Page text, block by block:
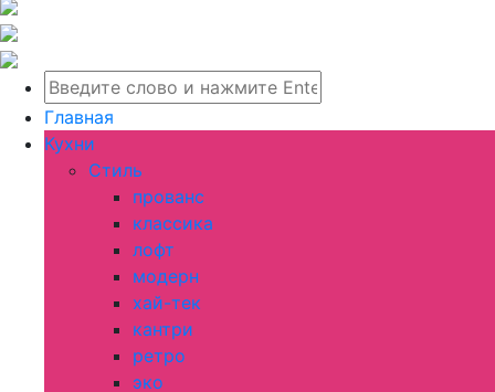
Главная
Кухни
Стиль
прованс
классика
лофт
модерн
хай-тек
кантри
ретро
эко